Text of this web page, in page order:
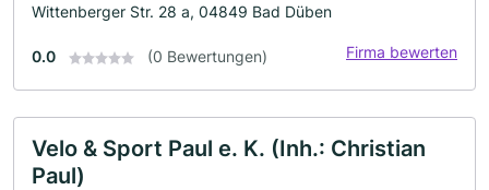
Wittenberger Str. 28 a, 04849 Bad Düben
0.0 (0 Bewertungen) Firma bewerten
Velo & Sport Paul e. K. (Inh.: Christian
Paul)